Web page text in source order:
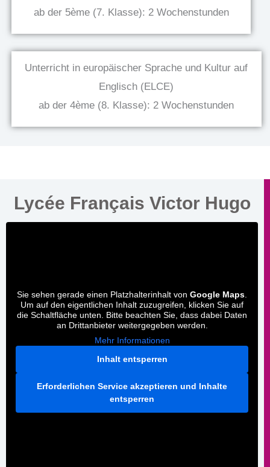
ab der 5ème (7. Klasse): 2 Wochenstunden
Unterricht in europäischer Sprache und Kultur auf
Englisch (ELCE)
ab der 4ème (8. Klasse): 2 Wochenstunden
Lycée Français Victor Hugo
Sie sehen gerade einen Platzhalterinhalt von Google Maps
Um auf den eigentlichen Inhalt zuzugreifen, klicken Sie auf
die Schaltfläche unten. Bitte beachten Sie, dass dabei Daten
an Drittanbieter weitergegeben werden.
Mehr Informationen
Inhalt entsperren
Erforderlichen Service akzeptieren und Inhalte
entsperren